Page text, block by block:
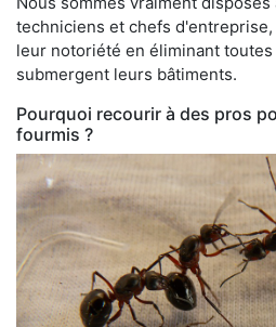
techniciens et chefs
leur notoriété en éliminant
submergent leurs bâtiments.
Pourquoi recourir à des pros
fourmis ?